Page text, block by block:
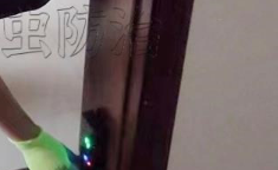
治中心，天河区白蚁